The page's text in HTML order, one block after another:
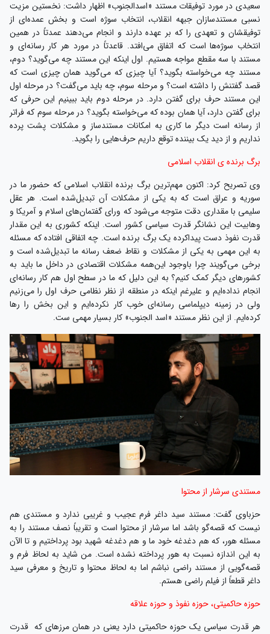
سعیدی در مورد توفیقات مستند «اسدالجنوب» اظهار داشت: نخستین مزیت
نسبی مستندسازان جبهه انقلاب، انتخاب سوژه است و بخش عمده‌ای از
توفیقشان و تعهدی را که بر عهده ‌دارند و انجام می‌دهند عمدتاً در همین
انتخاب سوژه‌ها است که اتفاق می‌افتد. قاعدتاً در مورد هر کار رسانه‌ای و
مستند با سه مقطع مواجه هستیم. اول اینکه این مستند چه می‌گوید؟ دوم،
مستند چه می‌خواسته بگوید؟ آیا چیزی که می‌گوید همان چیزی است که
قصد گفتنش را داشته است؟ و مرحله سوم، چه باید می‌گفت؟ در مرحله اول
این مستند حرف برای گفتن دارد. در مرحله دوم باید ببینیم این حرفی که
برای گفتن دارد، آیا همان بوده که می‌خواسته بگوید؟ در مرحله سوم که فراتر
از رسانه است دیگر ما کاری به امکانات مستندساز و مشکلات پشت پرده
نداریم و از دید یک بیننده توقع داریم حرف‌هایی را بگوید.
برگ برنده‌ ی انقلاب اسلامی
وی تصریح کرد: اکنون مهم‌ترین برگ برنده‌ انقلاب اسلامی که حضور ما در
سوریه و عراق است که به یکی از مشکلات آن تبدیل‌شده است. هر عقل
سلیمی با مقداری دقت متوجه می‌شود که ورای گفتمان‌های اسلام و آمریکا و
وهابیت این نشانگر قدرت سیاسی کشور است. اینکه کشوری به این مقدار
قدرت نفوذ دست پیداکرده یک برگ برنده است. چه اتفاقی افتاده که مسئله‌
به این مهمی به یکی از مشکلات و نقاط ضعف رسانه ما تبدیل‌شده است و
برخی می‌گویند چرا باوجود این‌همه مشکلات اقتصادی در داخل ما باید به
کشورهای دیگر کمک کنیم؟ به این دلیل که ما در سطح اول هم کار رسانه‌ای
انجام نداده‌ایم و علیرغم اینکه در منطقه از نظر نظامی حرف اول را می‌زنیم
ولی در زمینه‌ دیپلماسی رسانه‌ای خوب کار نکرده‌ایم و این بخش را رها
کرده‌ایم. از این نظر مستند «اسد الجنوب» کار بسیار مهمی ست.
مستندی سرشار از محتوا
حزباوی گفت: مستند سید داغر فرم عجیب ‌و غریبی ندارد و مستندی هم
نیست که قصه‌گو باشد اما سرشار از محتوا است و تقریباً نصف مستند را به
مسئله هور، که هم دغدغه‌ خود ما و هم دغدغه‌ شهید بود پرداختیم و تا الآن
به این اندازه نسبت به هور پرداخته نشده است. من شاید به لحاظ فرم و
قصه‌گویی از مستند راضی نباشم اما به لحاظ محتوا و تاریخ و معرفی سید
داغر قطعاً از فیلم راضی هستم.
حوزه حاکمیتی، حوزه نفوذ و حوزه علاقه
هر قدرت سیاسی یک حوزه حاکمیتی دارد یعنی در همان مرزهای که قدرت